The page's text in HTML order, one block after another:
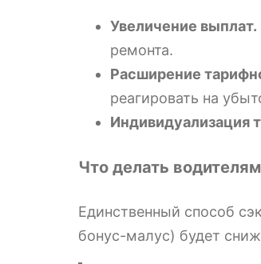
Увеличение выплат.
ремонта.
Расширение
реагировать на
Индивидуализация
Что делать
Единственный способ
бонус-малус) будет